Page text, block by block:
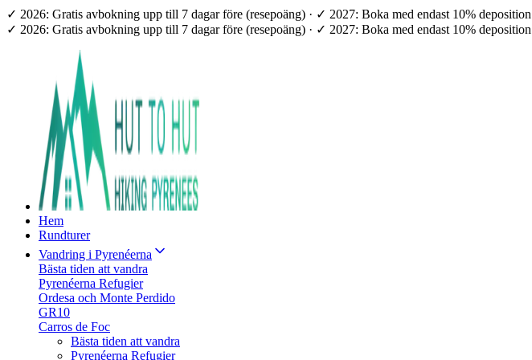
✓ 2026: Gratis avbokning upp till 7 dagar före (resepoäng) · ✓ 2027: Boka med endast 10% deposition
✓ 2026: Gratis avbokning upp till 7 dagar före (resepoäng) · ✓ 2027: Boka med endast 10% deposition
Hem
Rundturer
Vandring i Pyrenéerna
Bästa tiden att vandra
Pyrenéerna Refugier
Ordesa och Monte Perdido
GR10
Carros de Foc
Bästa tiden att vandra
Pyrenéerna Refugier